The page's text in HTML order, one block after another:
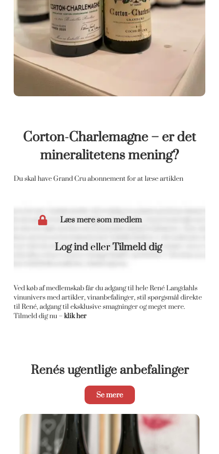
Corton-Charlemagne – er det
mineralitetens mening?
Du skal have Grand Cru abonnement for at læse artiklen
Læs mere som medlem
Log indellerTilmeld dig
Ved køb af medlemskab får du adgang til hele René Langdahls
vinunivers med artikler, vinanbefalinger, stil spørgsmål direkte
til René, adgang til eksklusive smagninger og meget mere.
Tilmeld dig nu –klik her
Renés ugentlige anbefalinger
Se mere